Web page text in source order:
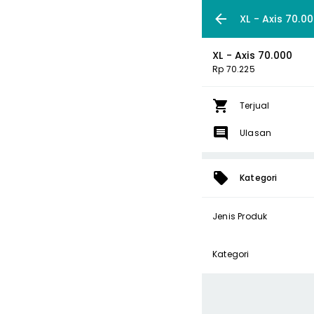
XL - Axis
XL - Axis 70.000
Rp 70.225
Terjual
Ulasan
Kategori
Jenis Produk
Kategori